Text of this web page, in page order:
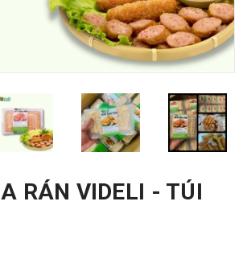
RÁN VIDELI - TÚI